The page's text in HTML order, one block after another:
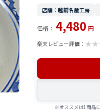
店舗：越前名産工房
価格： 4,480 円
楽天レビュー評価： ★★
※オススメは1商品